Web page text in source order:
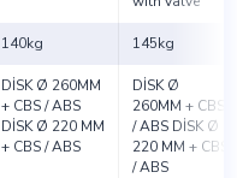
140kg 145kg
DİSK Ø 260MM
+ CBS / ABS
DİSK Ø 220 MM
+ CBS / ABS
DİSK Ø
260MM + CBS
/ ABS DİSK Ø
220 MM + CBS
/ ABS